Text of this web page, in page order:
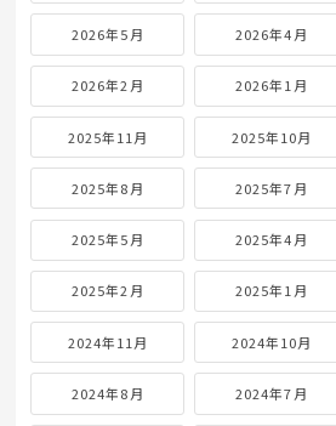
2026年5月 2026年4月
2026年2月 2026年1月
2025年11月 2025年10月
2025年8月 2025年7月
2025年5月 2025年4月
2025年2月 2025年1月
2024年11月 2024年10月
2024年8月 2024年7月